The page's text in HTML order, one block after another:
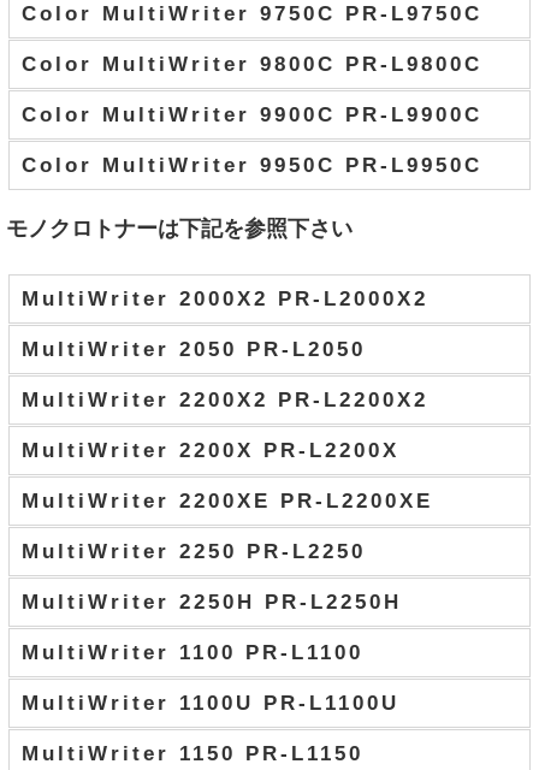
Color MultiWriter 9750C PR-L9750C
Color MultiWriter 9800C PR-L9800C
Color MultiWriter 9900C PR-L9900C
Color MultiWriter 9950C PR-L9950C
モノクロトナーは下記を参照下さい
MultiWriter 2000X2 PR-L2000X2
MultiWriter 2050 PR-L2050
MultiWriter 2200X2 PR-L2200X2
MultiWriter 2200X PR-L2200X
MultiWriter 2200XE PR-L2200XE
MultiWriter 2250 PR-L2250
MultiWriter 2250H PR-L2250H
MultiWriter 1100 PR-L1100
MultiWriter 1100U PR-L1100U
MultiWriter 1150 PR-L1150